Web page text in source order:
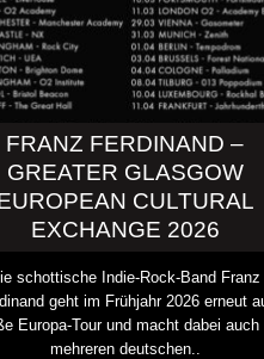
FRANZ FERDINAND –
GREATER GLASGOW
CULTURAL
EXCHANGE 2026
schottische Indie-Rock-Band Franz
geht im Frühjahr 2026 erneut
Europa-Tour und macht dabei auch
mehreren deutschen..
KAI HANSEN DIE
SOLOALBUM „BORN
ALLGEMEIN